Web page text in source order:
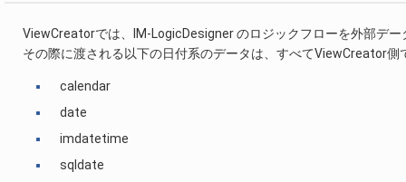
ViewCreatorでは、IM-LogicDesigner のロジックフローを外部デ
その際に渡される以下の日付系のデータは、すべてViewCreator
calendar
date
imdatetime
sqldate